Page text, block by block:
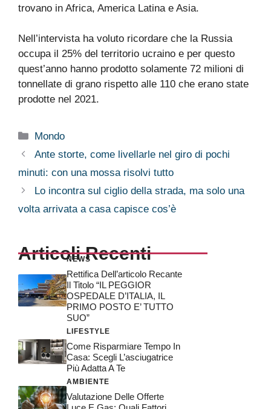
trovano in Africa, America Latina e Asia.
Nell’intervista ha voluto ricordare che la Russia
occupa il 25% del territorio ucraino e per questo
quest’anno hanno prodotto solamente 72 milioni di
tonnellate di grano rispetto alle 110 che erano state
prodotte nel 2021.
Categorie
Mondo
Ante storte, come livellarle nel giro di pochi
minuti: con una mossa risolvi tutto
Lo incontra sul ciglio della strada, ma solo una
volta arrivata a casa capisce cos’è
Articoli Recenti
NEWS
Rettifica Dell’articolo Recante
Il Titolo “IL PEGGIOR
OSPEDALE D’ITALIA, IL
PRIMO POSTO E’ TUTTO
SUO”
LIFESTYLE
Come Risparmiare Tempo In
Casa: Scegli L’asciugatrice
Più Adatta A Te
AMBIENTE
Valutazione Delle Offerte